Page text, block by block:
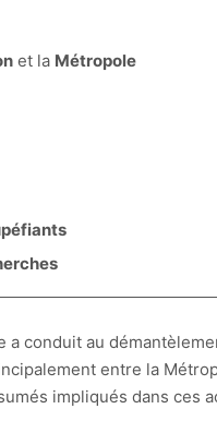
et la Métropole
conduit au
entre la
impliqués dans ces